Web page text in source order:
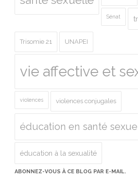
Sénat
Trisomie 21 UNAPEI
vie affective et
violences violences conjugales
éducation en santé
éducation à la sexualité
ABONNEZ-VOUS À CE BLOG PAR E-MAIL.